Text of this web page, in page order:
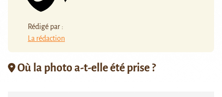
Rédigé par :
La rédaction
Où la photo a-t-elle été prise ?